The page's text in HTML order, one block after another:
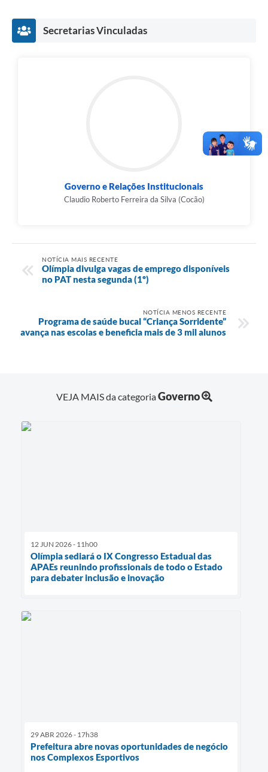
Secretarias Vinculadas
Governo e Relações Institucionais
Claudio Roberto Ferreira da Silva (Cocão)
NOTÍCIA MAIS RECENTE
Olímpia divulga vagas de emprego disponíveis
no PAT nesta segunda (1º)
NOTÍCIA MENOS RECENTE
Programa de saúde bucal “Criança Sorridente”
avança nas escolas e beneficia mais de 3 mil alunos
VEJA MAIS da categoriaGoverno
12 JUN 2026 - 11h00
Olímpia sediará o IX Congresso Estadual das
APAEs reunindo profissionais de todo o Estado
para debater inclusão e inovação
29 ABR 2026 - 17h38
Prefeitura abre novas oportunidades de negócio
nos Complexos Esportivos